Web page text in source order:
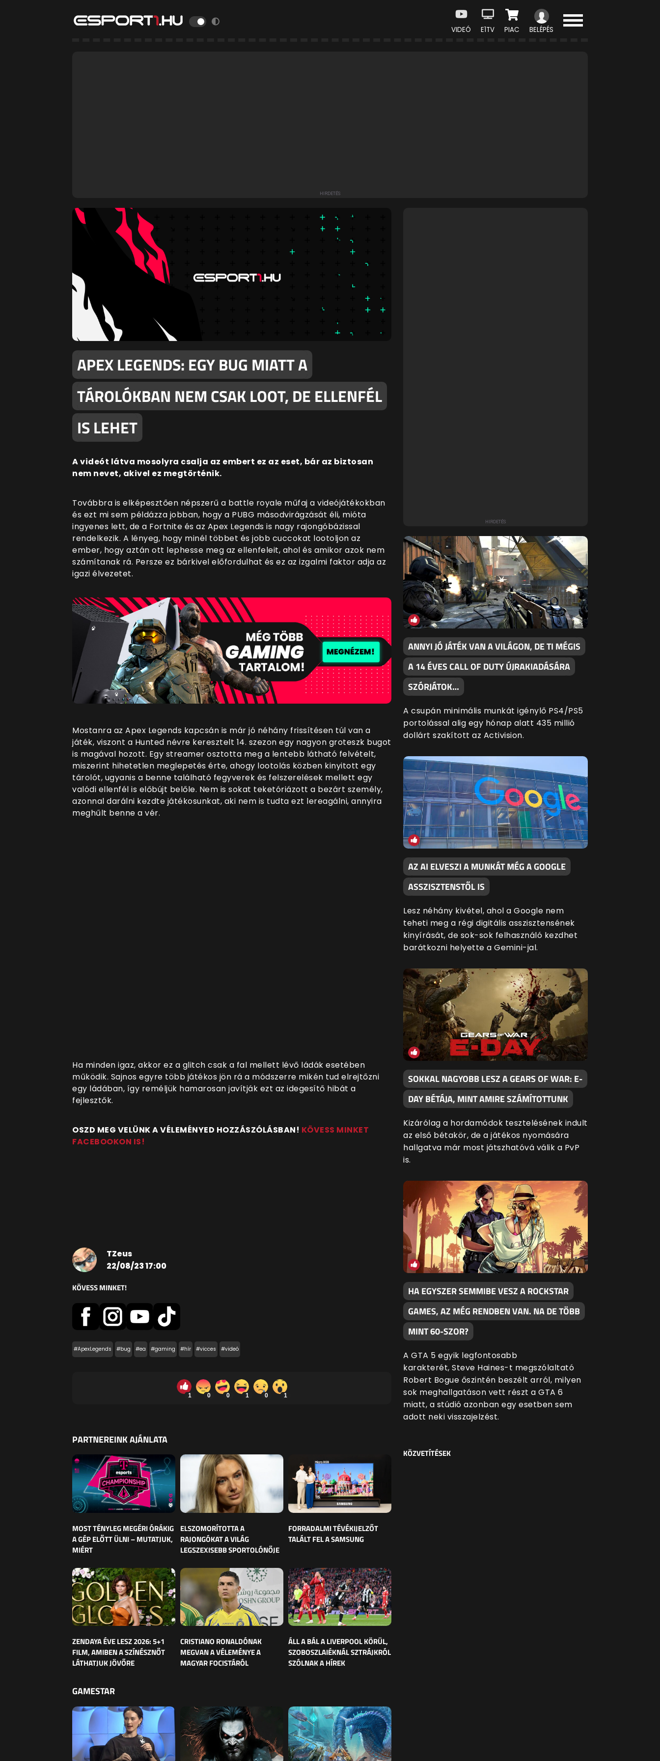
VIDEÓ E1TV PIAC BELÉPÉS
APEX LEGENDS: EGY BUG MIATT A
TÁROLÓKBAN NEM CSAK LOOT, DE ELLENFÉL
IS LEHET
A videót látva mosolyra csalja az embert ez az eset, bár az biztosan
nem nevet, akivel ez megtörténik.
Továbbra is elképesztően népszerű a battle royale műfaj a videójátékokban
és ezt mi sem példázza jobban, hogy a PUBG másodvirágzását éli, mióta
ingyenes lett, de a Fortnite és az Apex Legends is nagy rajongóbázissal
rendelkezik. A lényeg, hogy minél többet és jobb cuccokat lootoljon az
ember, hogy aztán ott lephesse meg az ellenfeleit, ahol és amikor azok nem
számítanak rá. Persze ez bárkivel előfordulhat és ez az izgalmi faktor adja az
igazi élvezetet.
Mostanra az Apex Legends kapcsán is már jó néhány frissítésen túl van a
játék, viszont a Hunted névre keresztelt 14. szezon egy nagyon groteszk bugot
is magával hozott. Egy streamer osztotta meg a lentebb látható felvételt,
miszerint hihetetlen meglepetés érte, ahogy lootolás közben kinyitott egy
tárolót, ugyanis a benne található fegyverek és felszerelések mellett egy
valódi ellenfél is előbújt belőle. Nem is sokat teketóriázott a bezárt személy,
azonnal darálni kezdte játékosunkat, aki nem is tudta ezt lereagálni, annyira
meghűlt benne a vér.
Ha minden igaz, akkor ez a glitch csak a fal mellett lévő ládák esetében
működik. Sajnos egyre több játékos jön rá a módszerre mikén tud elrejtőzni
egy ládában, így reméljük hamarosan javítják ezt az idegesítő hibát a
fejlesztők.
OSZD MEG VELÜNK A VÉLEMÉNYED HOZZÁSZÓLÁSBAN! KÖVESS MINKET
FACEBOOKON IS!
TZeus
22/08/23 17:00
KÖVESS MINKET!
#ApexLegends #bug #ea #gaming #hír #vicces #videó
1 0 0 1 0 1
PARTNEREINK AJÁNLATA
MOST TÉNYLEG MEGÉRI ÓRÁKIG
A GÉP ELŐTT ÜLNI – MUTATJUK,
MIÉRT
ELSZOMORÍTOTTA A
RAJONGÓKAT A VILÁG
LEGSZEXISEBB SPORTOLÓNŐJE
FORRADALMI TÉVÉKIJELZŐT
TALÁLT FEL A SAMSUNG
ZENDAYA ÉVE LESZ 2026: 5+1
FILM, AMIBEN A SZÍNÉSZNŐT
LÁTHATJUK JÖVŐRE
CRISTIANO RONALDÓNAK
MEGVAN A VÉLEMÉNYE A
MAGYAR FOCISTÁRÓL
ÁLL A BÁL A LIVERPOOL KÖRÜL,
SZOBOSZLAIÉKNÁL SZTRÁJKRÓL
SZÓLNAK A HÍREK
GAMESTAR
ANNYI JÓ JÁTÉK VAN A VILÁGON, DE TI MÉGIS
A 14 ÉVES CALL OF DUTY ÚJRAKIADÁSÁRA
SZÓRJÁTOK…
A csupán minimális munkát igénylő PS4/PS5
portolással alig egy hónap alatt 435 millió
dollárt szakított az Activision.
AZ AI ELVESZI A MUNKÁT MÉG A GOOGLE
ASSZISZTENSTŐL IS
Lesz néhány kivétel, ahol a Google nem
teheti meg a régi digitális asszisztensének
kinyírását, de sok-sok felhasználó kezdhet
barátkozni helyette a Gemini-jal.
SOKKAL NAGYOBB LESZ A GEARS OF WAR: E-
DAY BÉTÁJA, MINT AMIRE SZÁMÍTOTTUNK
Kizárólag a hordamódok tesztelésének indult
az első bétakör, de a játékos nyomására
hallgatva már most játszhatóvá válik a PvP
is.
HA EGYSZER SEMMIBE VESZ A ROCKSTAR
GAMES, AZ MÉG RENDBEN VAN. NA DE TÖBB
MINT 60-SZOR?
A GTA 5 egyik legfontosabb
karakterét, Steve Haines-t megszólaltató
Robert Bogue őszintén beszélt arról, milyen
sok meghallgatáson vett részt a GTA 6
miatt, a stúdió azonban egy esetben sem
adott neki visszajelzést.
KÖZVETÍTÉSEK